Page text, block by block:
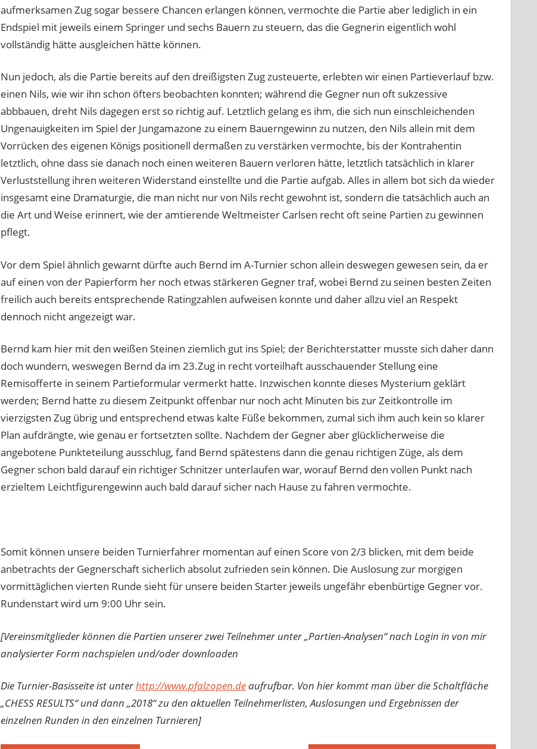
aufmerksamen Zug sogar bessere Chancen erlangen können, vermochte die Partie aber lediglich in ein
Endspiel mit jeweils einem Springer und sechs Bauern zu steuern, das die Gegnerin eigentlich wohl
vollständig hätte ausgleichen hätte können.
Nun jedoch, als die Partie bereits auf den dreißigsten Zug zusteuerte, erlebten wir einen Partieverlauf bzw.
einen Nils, wie wir ihn schon öfters beobachten konnten; während die Gegner nun oft sukzessive
abbbauen, dreht Nils dagegen erst so richtig auf. Letztlich gelang es ihm, die sich nun einschleichenden
Ungenauigkeiten im Spiel der Jungamazone zu einem Bauerngewinn zu nutzen, den Nils allein mit dem
Vorrücken des eigenen Königs positionell dermaßen zu verstärken vermochte, bis der Kontrahentin
letztlich, ohne dass sie danach noch einen weiteren Bauern verloren hätte, letztlich tatsächlich in klarer
Verluststellung ihren weiteren Widerstand einstellte und die Partie aufgab. Alles in allem bot sich da wieder
insgesamt eine Dramaturgie, die man nicht nur von Nils recht gewohnt ist, sondern die tatsächlich auch an
die Art und Weise erinnert, wie der amtierende Weltmeister Carlsen recht oft seine Partien zu gewinnen
pflegt.
Vor dem Spiel ähnlich gewarnt dürfte auch Bernd im A-Turnier schon allein deswegen gewesen sein, da er
auf einen von der Papierform her noch etwas stärkeren Gegner traf, wobei Bernd zu seinen besten Zeiten
freilich auch bereits entsprechende Ratingzahlen aufweisen konnte und daher allzu viel an Respekt
dennoch nicht angezeigt war.
Bernd kam hier mit den weißen Steinen ziemlich gut ins Spiel; der Berichterstatter musste sich daher dann
doch wundern, weswegen Bernd da im 23.Zug in recht vorteilhaft ausschauender Stellung eine
Remisofferte in seinem Partieformular vermerkt hatte. Inzwischen konnte dieses Mysterium geklärt
werden; Bernd hatte zu diesem Zeitpunkt offenbar nur noch acht Minuten bis zur Zeitkontrolle im
vierzigsten Zug übrig und entsprechend etwas kalte Füße bekommen, zumal sich ihm auch kein so klarer
Plan aufdrängte, wie genau er fortsetzten sollte. Nachdem der Gegner aber glücklicherweise die
angebotene Punkteteilung ausschlug, fand Bernd spätestens dann die genau richtigen Züge, als dem
Gegner schon bald darauf ein richtiger Schnitzer unterlaufen war, worauf Bernd den vollen Punkt nach
erzieltem Leichtfigurengewinn auch bald darauf sicher nach Hause zu fahren vermochte.
Somit können unsere beiden Turnierfahrer momentan auf einen Score von 2/3 blicken, mit dem beide
anbetrachts der Gegnerschaft sicherlich absolut zufrieden sein können. Die Auslosung zur morgigen
vormittäglichen vierten Runde sieht für unsere beiden Starter jeweils ungefähr ebenbürtige Gegner vor.
Rundenstart wird um 9:00 Uhr sein.
[Vereinsmitglieder können die Partien unserer zwei Teilnehmer unter „Partien-Analysen“ nach Login in von mir
analysierter Form nachspielen und/oder downloaden
Die Turnier-Basisseite ist unterhttp://www.pfalzopen.deaufrufbar. Von hier kommt man über die Schaltfläche
„CHESS RESULTS“ und dann „2018“ zu den aktuellen Teilnehmerlisten, Auslosungen und Ergebnissen der
einzelnen Runden in den einzelnen Turnieren]